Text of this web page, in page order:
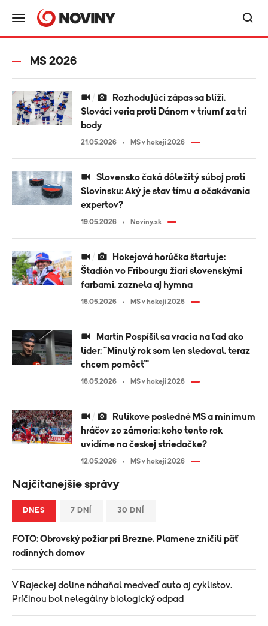
MS 2026
Slováci veria proti Dánom v triumf za tri
body
21.05.2026 MS v hokeji 2026
Slovinsku: Aký je stav tímu a očakávania
expertov?
19.05.2026 Noviny.sk
Štadión vo Fribourgu žiari slovenskými
farbami, zaznela aj hymna
16.05.2026 MS v hokeji 2026
líder: "Minulý rok som len sledoval, teraz
chcem pomôcť"
16.05.2026 MS v hokeji 2026
hráčov zo zámoria: koho tento rok
uvidíme na českej striedačke?
12.05.2026 MS v hokeji 2026
Najčítanejšie správy
DNES 7 DNÍ 30 DNÍ
FOTO: Obrovský požiar pri Brezne. Plamene zničili päť
rodinných domov
V Rajeckej doline náhaňal medveď auto aj cyklistov.
Príčinou bol nelegálny biologický odpad